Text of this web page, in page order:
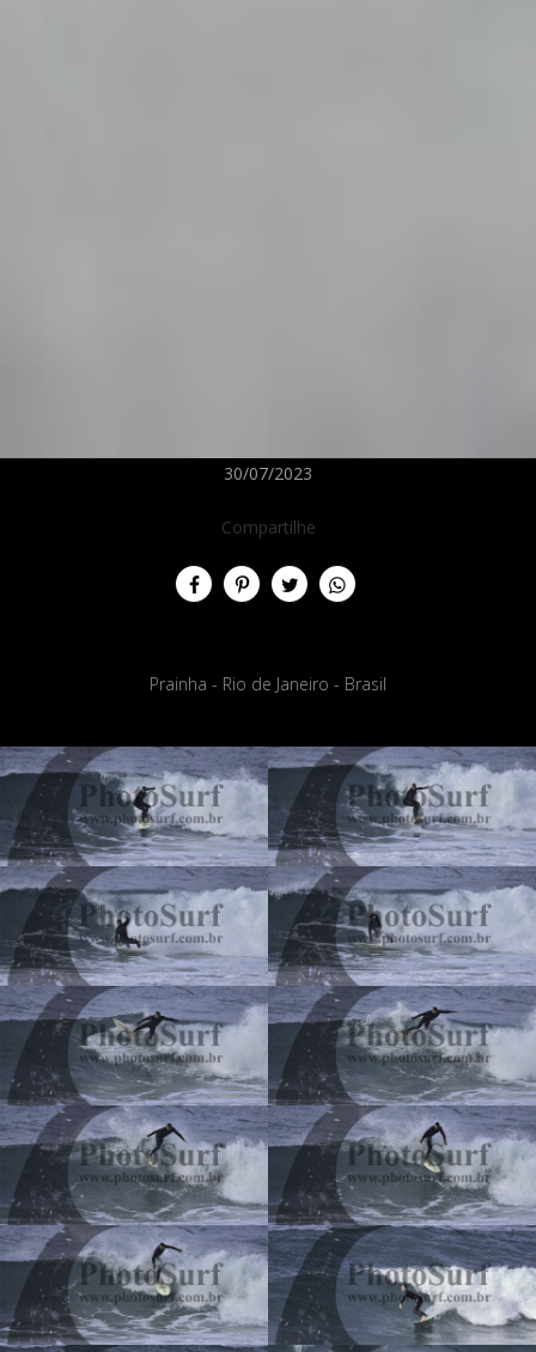
30/07/2023
Compartilhe
Prainha - Rio de Janeiro - Brasil